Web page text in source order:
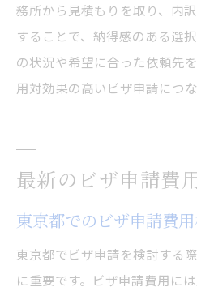
務所から見積もりを取り、内
することで、納得感のある選
の状況や希望に合った依頼先
用対効果の高いビザ申請につな
最新のビザ申請費
東京都でのビザ申請費
東京都でビザ申請を検討する
に重要です。ビザ申請費用に